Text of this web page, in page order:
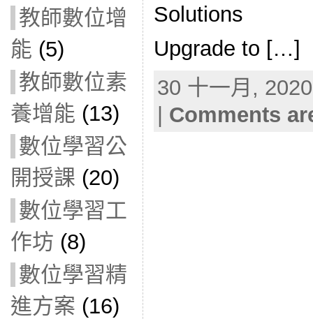
教師數位增
能 (5)
教師數位素
養增能 (13)
數位學習公
開授課 (20)
數位學習工
作坊 (8)
數位學習精
進方案 (16)
Solutions
Upgrade to […]
30 十一月,
| Comments